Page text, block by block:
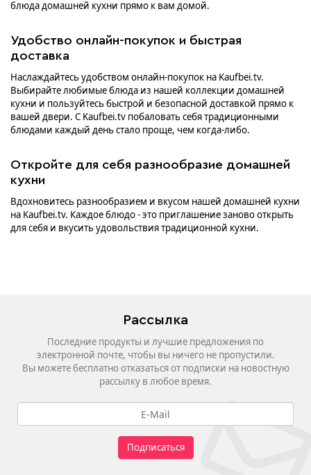
блюда домашней кухни прямо к вам домой.
Удобство онлайн-покупок и быстрая
доставка
Наслаждайтесь удобством онлайн-покупок на Kaufbei.tv.
Выбирайте любимые блюда из нашей коллекции домашней
кухни и пользуйтесь быстрой и безопасной доставкой прямо к
вашей двери. С Kaufbei.tv побаловать себя традиционными
блюдами каждый день стало проще, чем когда-либо.
Откройте для себя разнообразие домашней
кухни
Вдохновитесь разнообразием и вкусом нашей домашней кухни
на Kaufbei.tv. Каждое блюдо - это приглашение заново открыть
для себя и вкусить удовольствия традиционной кухни.
Рассылка
Последние продукты и лучшие предложения по
электронной почте, чтобы вы ничего не пропустили.
Вы можете бесплатно отказаться от подписки на новостную
рассылку в любое время.
Подписаться